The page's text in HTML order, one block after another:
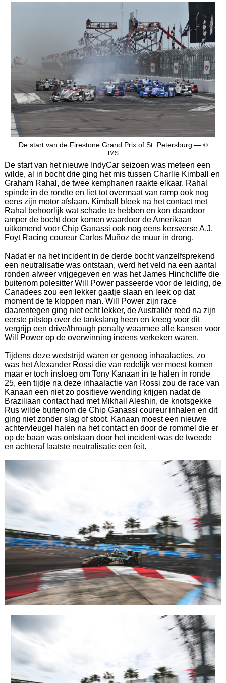
De start van de Firestone Grand Prix of St. Petersburg — ©
IMS
De start van het nieuwe IndyCar seizoen was meteen een
wilde, al in bocht drie ging het mis tussen Charlie Kimball en
Graham Rahal, de twee kemphanen raakte elkaar, Rahal
spinde in de rondte en liet tot overmaat van ramp ook nog
eens zijn motor afslaan. Kimball bleek na het contact met
Rahal behoorlijk wat schade te hebben en kon daardoor
amper de bocht door komen waardoor de Amerikaan
uitkomend voor Chip Ganassi ook nog eens kersverse A.J.
Foyt Racing coureur Carlos Muñoz de muur in drong.
Nadat er na het incident in de derde bocht vanzelfsprekend
een neutralisatie was ontstaan, werd het veld na een aantal
ronden alweer vrijgegeven en was het James Hinchcliffe die
buitenom polesitter Will Power passeerde voor de leiding, de
Canadees zou een lekker gaatje slaan en leek op dat
moment de te kloppen man. Will Power zijn race
daarentegen ging niet echt lekker, de Australiër reed na zijn
eerste pitstop over de tankslang heen en kreeg voor dit
vergrijp een drive/through penalty waarmee alle kansen voor
Will Power op de overwinning ineens verkeken waren.
Tijdens deze wedstrijd waren er genoeg inhaalacties, zo
was het Alexander Rossi die van redelijk ver moest komen
maar er toch insloeg om Tony Kanaan in te halen in ronde
25, een tijdje na deze inhaalactie van Rossi zou de race van
Kanaan een niet zo positieve wending krijgen nadat de
Braziliaan contact had met Mikhail Aleshin, de knotsgekke
Rus wilde buitenom de Chip Ganassi coureur inhalen en dit
ging niet zonder slag of stoot. Kanaan moest een nieuwe
achtervleugel halen na het contact en door de rommel die er
op de baan was ontstaan door het incident was de tweede
en achteraf laatste neutralisatie een feit.